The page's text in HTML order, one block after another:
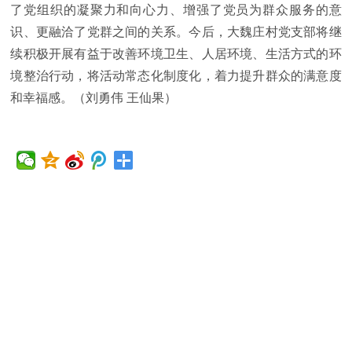
了党组织的凝聚力和向心力、增强了党员为群众服务的意
识、更融洽了党群之间的关系。今后，大魏庄村党支部将继
续积极开展有益于改善环境卫生、人居环境、生活方式的环
境整治行动，将活动常态化制度化，着力提升群众的满意度
和幸福感。（刘勇伟 王仙果）